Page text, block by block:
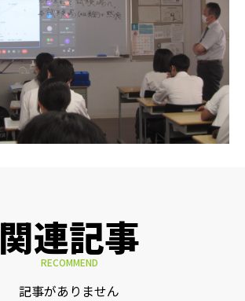
関連記事
RECOMMEND
記事がありません